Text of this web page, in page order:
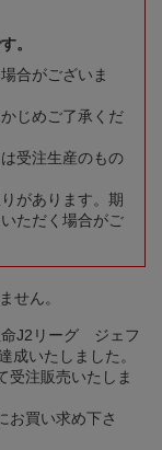
。
合がございま
じめご了承くだ
受注生産のもの
があります。期
ただく場合がご
せん。
J2リーグ ジェフ
成いたしました。
受注販売いたしま
お買い求め下さ